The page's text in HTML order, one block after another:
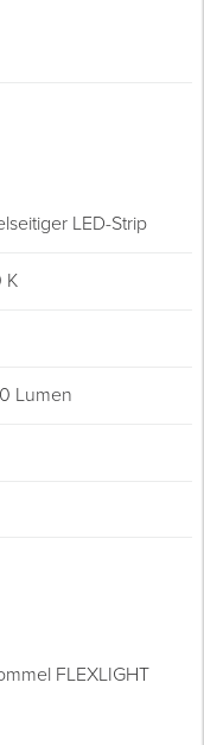
LED-Strip
K
Lumen
FLEXLIGHT